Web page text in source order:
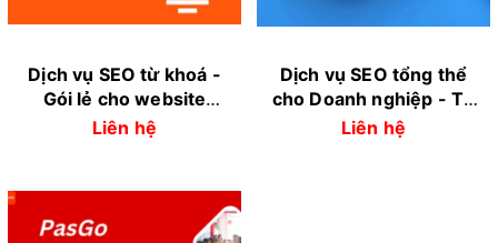
Dịch vụ SEO từ khoá -
Gói lẻ cho website
doanh nghiệp vừa và
Liên hệ
Dịch vụ SEO tổng thể
cho Doanh nghiệp - Từ
tư vấn đến thực thi
Liên hệ